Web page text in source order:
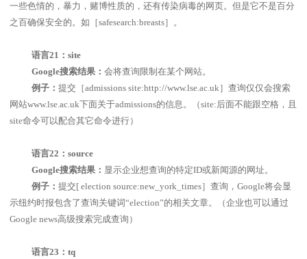
一些色情的，暴力，赌博性质的，还有传染病毒的网页。但是它不是百分
之百确保安全的。如［safesearch:breasts］。
语言21 ： site
Google搜索结果： 会将查询限制在某个网站。
例子： 提交［admissions site:http://www.lse.ac.uk］查询仅仅会搜索
网站www.lse.ac.uk下面关于admissions的信息。（site:后面不能跟空格，且
site命令可以配合其它命令进行）
语言22 ： source
Google搜索结果： 显示企业想查询的特定ID或新闻源的网址。
例子： 提交[ election source:new_york_times］查询， Google将会显
示纽约时报包含了查询关键词“election”的相关文章。（企业也可以通过
Google news高级搜索完成查询）
语言23 ： tq